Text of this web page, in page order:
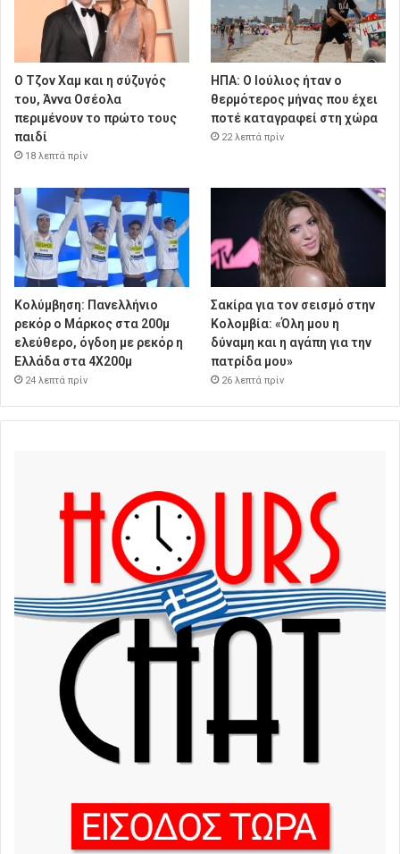
Ο Τζον Χαμ και η σύζυγός
του, Άννα Οσέολα
περιμένουν το πρώτο τους
παιδί
18 λεπτά πρίν
ΗΠΑ: Ο Ιούλιος ήταν ο
θερμότερος μήνας που έχει
ποτέ καταγραφεί στη χώρα
22 λεπτά πρίν
Κολύμβηση: Πανελλήνιο
ρεκόρ ο Μάρκος στα 200μ
ελεύθερο, όγδοη με ρεκόρ η
Ελλάδα στα 4Χ200μ
24 λεπτά πρίν
Σακίρα για τον σεισμό στην
Κολομβία: «Όλη μου η
δύναμη και η αγάπη για την
πατρίδα μου»
26 λεπτά πρίν